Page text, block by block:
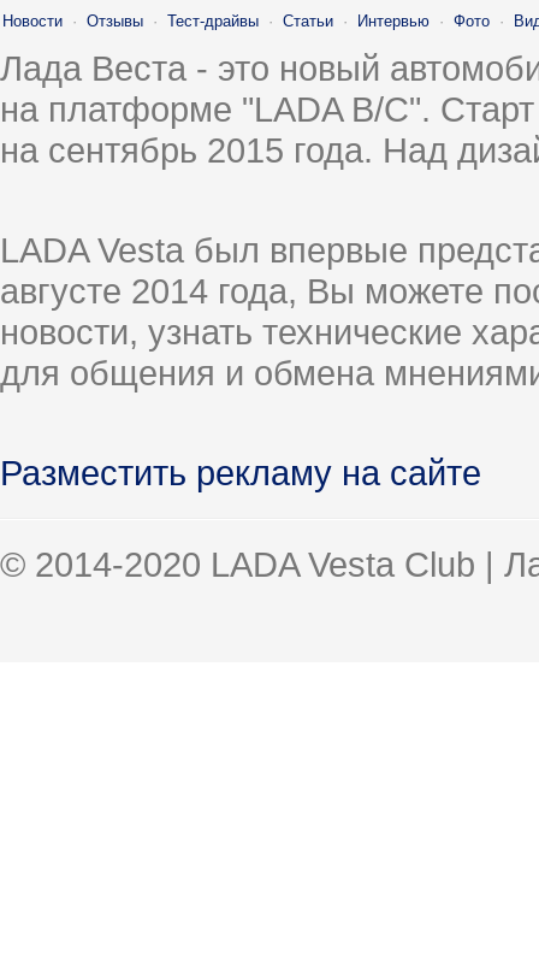
Новости · Отзывы · Тест-драйвы · Статьи · Интервью · Фото ·
Лада Веста - это новый
на платформе "LADA B/C".
на сентябрь 2015 года. Над
LADA Vesta был впервые
августе 2014 года, Вы можете
новости, узнать технические
для общения и обмена
Разместить рекламу на сайте
© 2014-2020 LADA Vesta Club |